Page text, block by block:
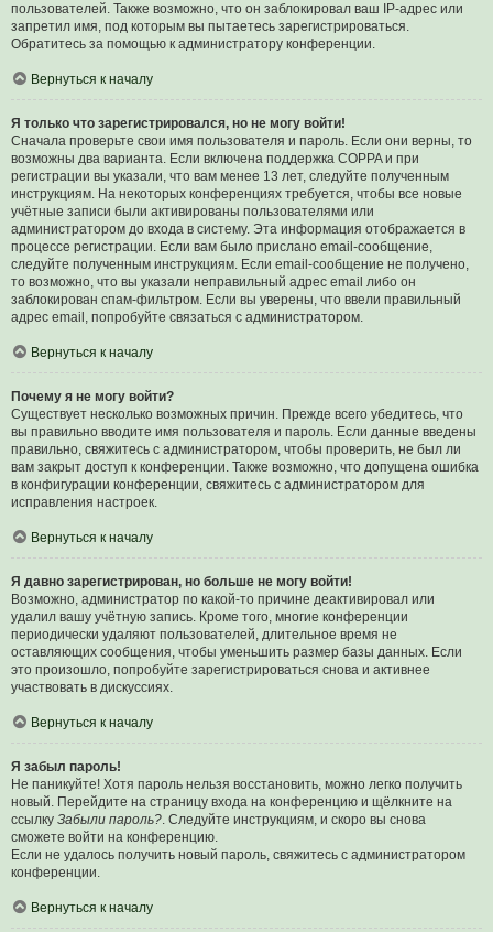
пользователей. Также возможно, что он заблокировал ваш IP-адрес или
запретил имя, под которым вы пытаетесь зарегистрироваться.
Обратитесь за помощью к администратору конференции.
Вернуться к началу
Я только что зарегистрировался, но не могу войти!
Сначала проверьте свои имя пользователя и пароль. Если они верны, то
возможны два варианта. Если включена поддержка COPPA и при
регистрации вы указали, что вам менее 13 лет, следуйте полученным
инструкциям. На некоторых конференциях требуется, чтобы все новые
учётные записи были активированы пользователями или
администратором до входа в систему. Эта информация отображается в
процессе регистрации. Если вам было прислано email-сообщение,
следуйте полученным инструкциям. Если email-сообщение не получено,
то возможно, что вы указали неправильный адрес email либо он
заблокирован спам-фильтром. Если вы уверены, что ввели правильный
адрес email, попробуйте связаться с администратором.
Вернуться к началу
Почему я не могу войти?
Существует несколько возможных причин. Прежде всего убедитесь, что
вы правильно вводите имя пользователя и пароль. Если данные введены
правильно, свяжитесь с администратором, чтобы проверить, не был ли
вам закрыт доступ к конференции. Также возможно, что допущена ошибка
в конфигурации конференции, свяжитесь с администратором для
исправления настроек.
Вернуться к началу
Я давно зарегистрирован, но больше не могу войти!
Возможно, администратор по какой-то причине деактивировал или
удалил вашу учётную запись. Кроме того, многие конференции
периодически удаляют пользователей, длительное время не
оставляющих сообщения, чтобы уменьшить размер базы данных. Если
это произошло, попробуйте зарегистрироваться снова и активнее
участвовать в дискуссиях.
Вернуться к началу
Я забыл пароль!
Не паникуйте! Хотя пароль нельзя восстановить, можно легко получить
новый. Перейдите на страницу входа на конференцию и щёлкните на
ссылку Забыли пароль?. Следуйте инструкциям, и скоро вы снова
сможете войти на конференцию.
Если не удалось получить новый пароль, свяжитесь с администратором
конференции.
Вернуться к началу